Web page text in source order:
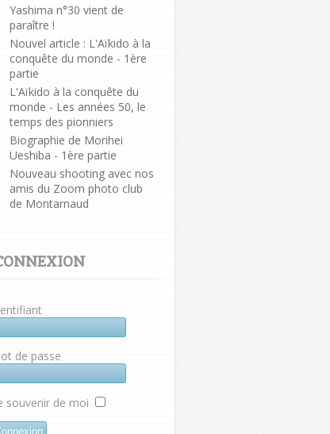
Yashima n°30 vient de
paraître !
Nouvel article : L'Aïkido à la
conquête du monde - 1ère
partie
L'Aïkido à la conquête du
monde - Les années 50, le
temps des pionniers
Biographie de Morihei
Ueshiba - 1ère partie
Nouveau shooting avec nos
amis du Zoom photo club
de Montarnaud
de passe
souvenir de moi